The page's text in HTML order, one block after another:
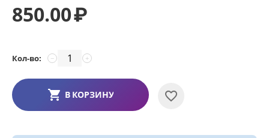
850.00₽
Кол-во: +
−
В КОРЗИНУ